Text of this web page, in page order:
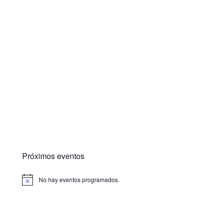
Próximos eventos
No hay eventos programados.